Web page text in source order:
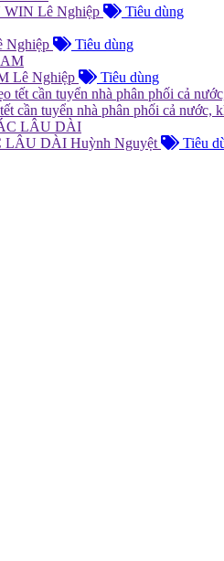
WIN Lê Nghiệp Tiêu dùng
Nghiệp Tiêu dùng
Lê Nghiệp Tiêu dùng
cần tuyển nhà phân phối cả nước,
LÂU DÀI Huỳnh Nguyệt
Tiêu